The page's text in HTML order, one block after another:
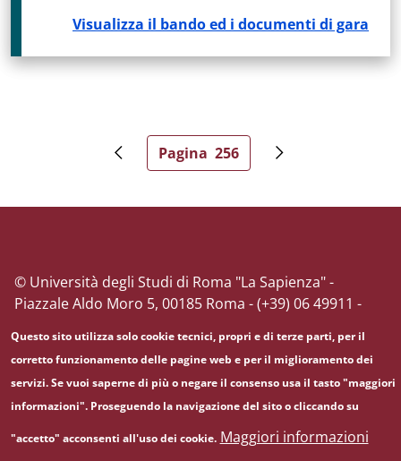
Visualizza il bando ed i documenti di gara
Paginazione
Pagina precedentePagina attuale
Pagina 256 Pagina
© Università degli Studi di Roma "La Sapienza" -
Piazzale Aldo Moro 5, 00185 Roma - (+39) 06 49911 -
Questo sito utilizza solo cookie tecnici, propri e di terze parti, per il
corretto funzionamento delle pagine web e per il miglioramento dei
servizi. Se vuoi saperne di più o negare il consenso usa il tasto "maggiori
informazioni". Proseguendo la navigazione del sito o cliccando su
"accetto" acconsenti all'uso dei cookie. Maggiori informazioni